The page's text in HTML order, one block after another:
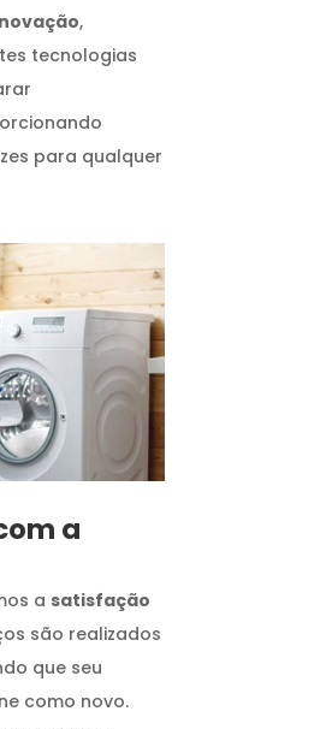
,
tecnologias
para qualquer
a
a satisfação
são realizados
que seu
como novo.